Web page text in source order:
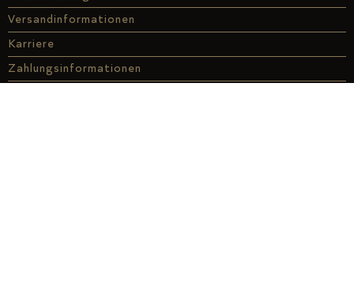
Versandinformationen
Karriere
Zahlungsinformationen